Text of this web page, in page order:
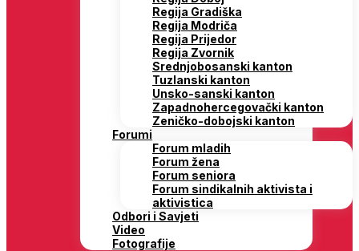
Regija Gradiška
Regija Modriča
Regija Prijedor
Regija Zvornik
Srednjobosanski kanton
Tuzlanski kanton
Unsko-sanski kanton
Zapadnohercegovački kanton
Zeničko-dobojski kanton
Forumi
Forum mladih
Forum žena
Forum seniora
Forum sindikalnih aktivista i
aktivistica
Odbori i Savjeti
Video
Fotografije